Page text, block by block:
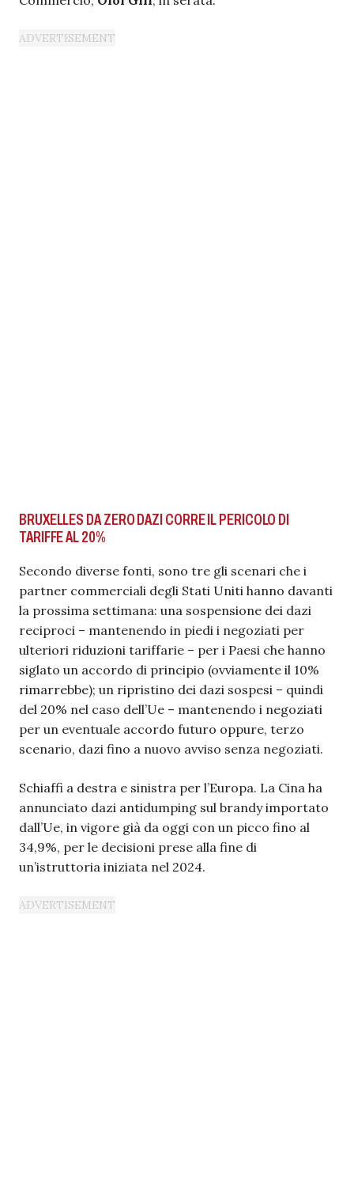
BRUXELLES DA ZERO DAZI CORRE IL PERICOLO DI
TARIFFE AL 20%
Secondo diverse fonti, sono tre gli scenari che i
partner commerciali degli Stati Uniti hanno davanti
la prossima settimana: una sospensione dei dazi
reciproci – mantenendo in piedi i negoziati per
ulteriori riduzioni tariffarie – per i Paesi che hanno
siglato un accordo di principio (ovviamente il 10%
rimarrebbe); un ripristino dei dazi sospesi – quindi
del 20% nel caso dell’Ue – mantenendo i negoziati
per un eventuale accordo futuro oppure, terzo
scenario, dazi fino a nuovo avviso senza negoziati.
Schiaffi a destra e sinistra per l’Europa. La Cina ha
annunciato dazi antidumping sul brandy importato
dall’Ue, in vigore già da oggi con un picco fino al
34,9%, per le decisioni prese alla fine di
un’istruttoria iniziata nel 2024.